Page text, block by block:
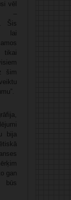
vēl
–
Šis
lai
tikai
šim
bija
gan
būs